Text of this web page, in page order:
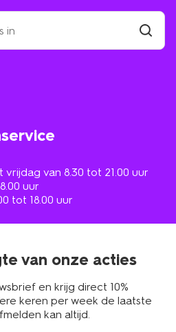
van 8.30 tot 21.00 uur
uur
tot 18.00 uur
van onze acties
en krijg direct 10%
keren per week de laatste
kan altijd.